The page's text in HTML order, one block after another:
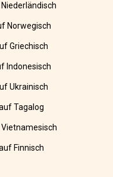
Norwegisch
Griechisch
Indonesisch
Ukrainisch
Tagalog
Finnisch